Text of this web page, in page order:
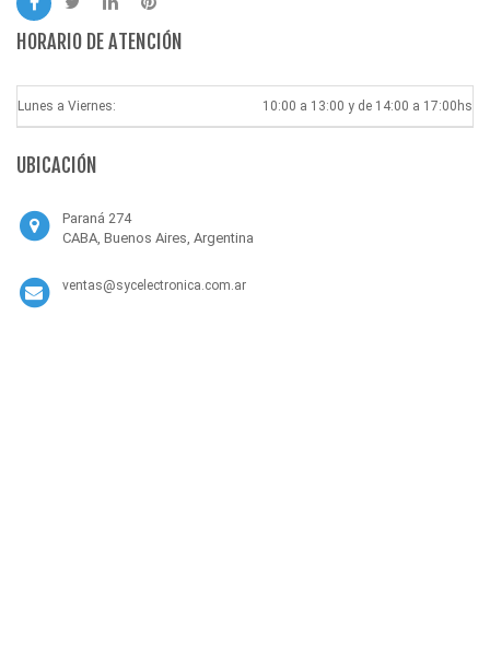
HORARIO DE ATENCIÓN
Lunes a Viernes: 10:00 a 13:00 y de 14:00 a 17:00hs
UBICACIÓN
Paraná 274
CABA, Buenos Aires, Argentina
ventas@sycelectronica.com.ar